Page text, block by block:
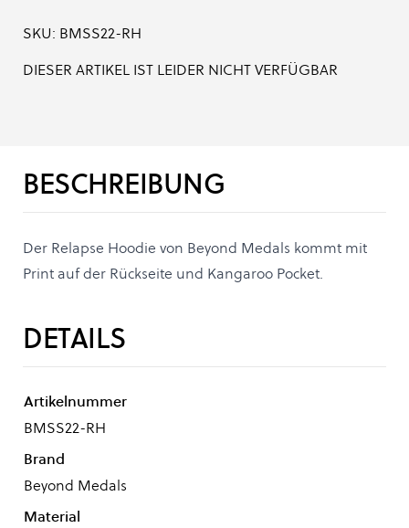
SKU: BMSS22-RH
DIESER ARTIKEL IST LEIDER NICHT VERFÜGBAR
BESCHREIBUNG
Der Relapse Hoodie von Beyond Medals kommt mit
Print auf der Rückseite und Kangaroo Pocket.
DETAILS
Artikelnummer
BMSS22-RH
Brand
Beyond Medals
Material